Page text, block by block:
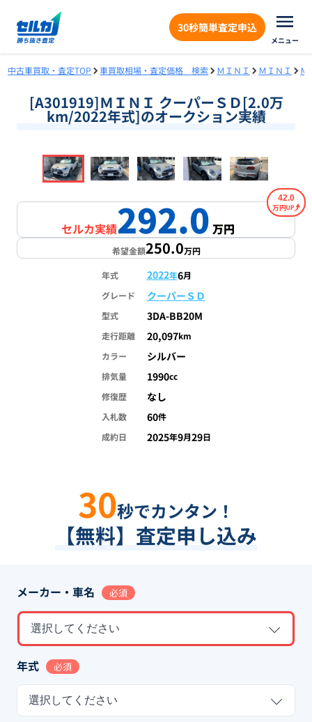
30秒簡単査定申込
メニュー
中古車買取・査定TOP 車買取相場・査定価格 検索 ＭＩＮＩ ＭＩＮＩ Ｍ
[A301919]ＭＩＮＩ クーパーＳＤ[2.0万
km/2022年式]のオークション実績
1/18
セルカ実績292.0万円
42.0
万円
希望金額250.0万円
年式 2022年6月
グレード
クーパーＳＤ
型式 3DA-BB20M
走行距離 20,097km
カラー
シルバー
排気量 1990cc
修復歴
なし
入札数 60件
成約日
2025年9月29日
30秒でカンタン！
【無料】査定申し込み
メーカー・車名 必須
選択してください
年式 必須
選択してください